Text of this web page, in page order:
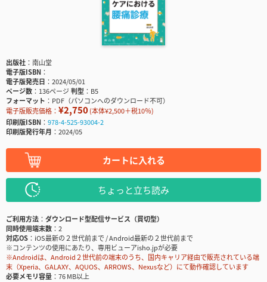
出版社
南山堂
電子版ISBN
電子版発売日
2024/05/01
ページ数
136ページ判型
B5
フォーマット
PDF（パソコンへのダウンロード不可）
電子版販売価格： ¥2,750(本体¥2,500＋税10％)
印刷版ISBN
978-4-525-93004-2
印刷版発行年月
2024/05
カートに入れる
ちょっと立ち読み
ご利用方法
ダウンロード型配信サービス（買切型）
同時使用端末数
2
対応OS
iOS最新の２世代前まで / Android最新の２世代前まで
※コンテンツの使用にあたり、専用ビューアisho.jpが必要
※Androidは、Android２世代前の端末のうち、国内キャリア経由で販売されている端
末（Xperia、GALAXY、AQUOS、ARROWS、Nexusなど）にて動作確認しています
必要メモリ容量
76 MB以上